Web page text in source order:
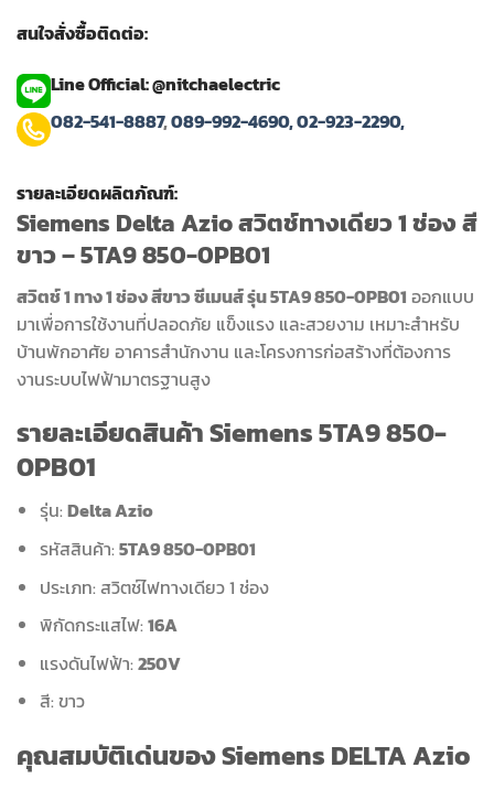
สนใจสั่งซื้อติดต่อ:
Line Official: @nitchaelectric
082-541-8887,089-992-4690,02-923-2290,
รายละเอียดผลิตภัณฑ์:
Siemens Delta Azio สวิตช์ทางเดียว 1 ช่อง สี
ขาว – 5TA9 850-0PB01
สวิตช์ 1 ทาง 1 ช่อง สีขาว ซีเมนส์ รุ่น 5TA9 850-0PB01 ออกแบบ
มาเพื่อการใช้งานที่ปลอดภัย แข็งแรง และสวยงาม เหมาะสำหรับ
บ้านพักอาศัย อาคารสำนักงาน และโครงการก่อสร้างที่ต้องการ
งานระบบไฟฟ้ามาตรฐานสูง
รายละเอียดสินค้า Siemens 5TA9 850-
0PB01
รุ่น: Delta Azio
รหัสสินค้า: 5TA9 850-0PB01
ประเภท: สวิตช์ไฟทางเดียว 1 ช่อง
พิกัดกระแสไฟ: 16A
แรงดันไฟฟ้า: 250V
สี: ขาว
คุณสมบัติเด่นของ Siemens DELTA Azio